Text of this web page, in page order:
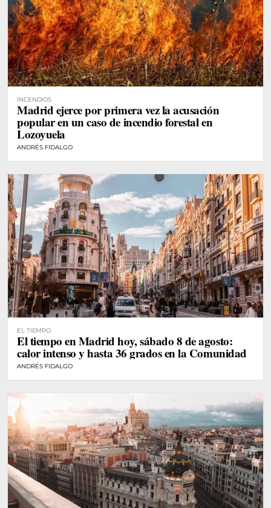
INCENDIOS
Madrid ejerce por primera vez la acusación
popular en un caso de incendio forestal en
Lozoyuela
ANDRÉS FIDALGO
EL TIEMPO
El tiempo en Madrid hoy, sábado 8 de agosto:
calor intenso y hasta 36 grados en la Comunidad
ANDRÉS FIDALGO